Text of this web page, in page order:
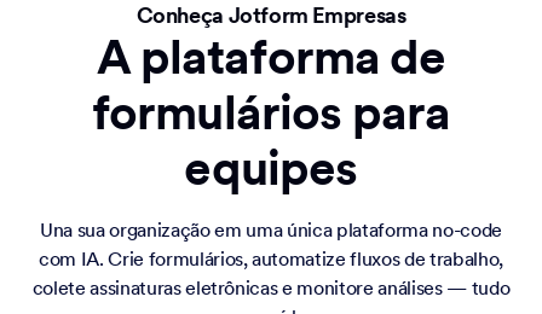
Conheça Jotform Empresas
A plataforma de
formulários para
equipes
Una sua organização em uma única plataforma no-code
com IA. Crie formulários, automatize fluxos de trabalho,
colete assinaturas eletrônicas e monitore análises — tudo